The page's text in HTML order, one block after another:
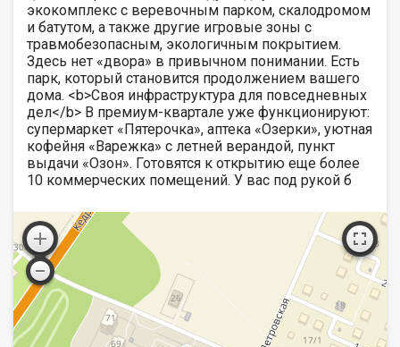
экокомплекс с веревочным парком, скалодромом
и батутом, а также другие игровые зоны с
травмобезопасным, экологичным покрытием.
Здесь нет «двора» в привычном понимании. Есть
парк, который становится продолжением вашего
дома. <b>Своя инфраструктура для повседневных
дел</b> В премиум-квартале уже функционируют:
супермаркет «Пятерочка», аптека «Озерки», уютная
кофейня «Варежка» с летней верандой, пункт
выдачи «Озон». Готовятся к открытию еще более
10 коммерческих помещений. У вас под рукой б